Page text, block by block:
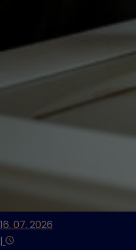
16. 07. 2026
|